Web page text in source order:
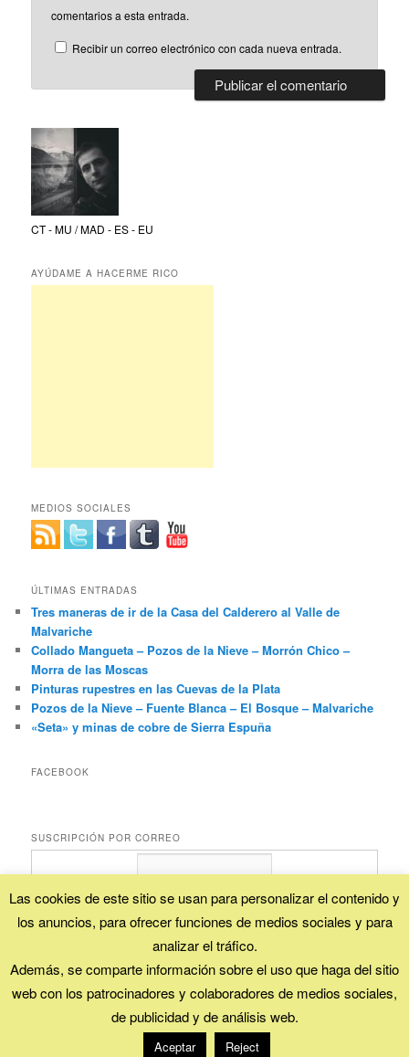
comentarios a esta entrada.
Recibir un correo electrónico con cada nueva entrada.
CT - MU / MAD - ES - EU
AYÚDAME A HACERME RICO
MEDIOS SOCIALES
ÚLTIMAS ENTRADAS
Tres maneras de ir de la Casa del Calderero al Valle de
Malvariche
Collado Mangueta – Pozos de la Nieve – Morrón Chico –
Morra de las Moscas
Pinturas rupestres en las Cuevas de la Plata
Pozos de la Nieve – Fuente Blanca – El Bosque – Malvariche
«Seta» y minas de cobre de Sierra Espuña
FACEBOOK
SUSCRIPCIÓN POR CORREO
Proporcionado porFeedBurner
Esta obra está bajo unalicencia Creative Commons (Reconocimiento - No
comercial - Compartir igual).
Funciona gracias a WordPress
Las cookies de este sitio se usan para personalizar el contenido y
los anuncios, para ofrecer funciones de medios sociales y para
analizar el tráfico.
Además, se comparte información sobre el uso que haga del sitio
web con los patrocinadores y colaboradores de medios sociales,
de publicidad y de análisis web.
Aceptar Reject